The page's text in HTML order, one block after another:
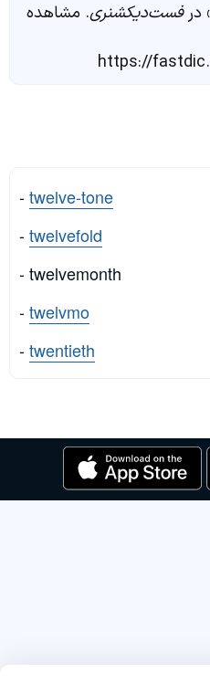
فست‌دیکشنری. مشاهده
https://
-twelve-tone
-twelvefold
- twelvemonth
-twelvmo
-twentieth